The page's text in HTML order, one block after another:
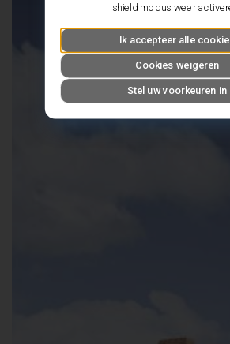
shield modus weer
Ik accepteer alle
Cookies weigeren
Stel uw voorkeuren in